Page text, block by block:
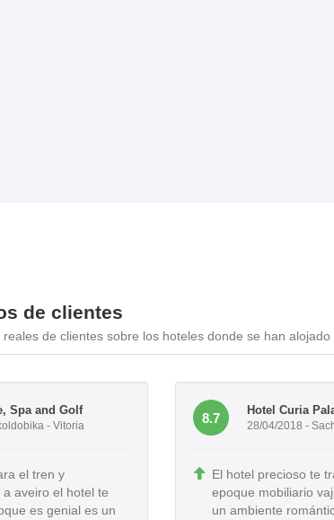
de clientes
de clientes sobre los hoteles donde se han alojado
Spa and Golf
- Vitoria
el tren y
aveiro el hotel te
es genial es un
8.7
Hotel Curia
28/04/2018 -
El hotel precioso te
epoque mobiliario
un ambiente